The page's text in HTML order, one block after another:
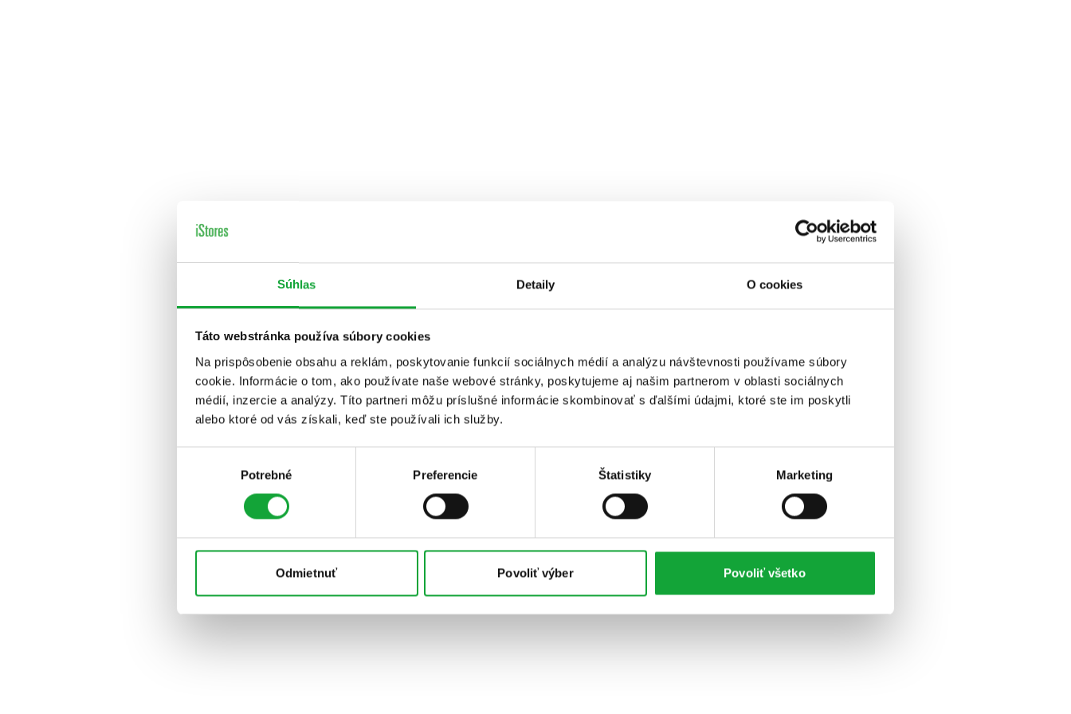
Súhlas Detaily O cookies
Táto webstránka používa súbory cookies
Na prispôsobenie obsahu a reklám, poskytovanie funkcií sociálnych médií a analýzu návštevnosti používame súbory
cookie. Informácie o tom, ako používate naše webové stránky, poskytujeme aj našim partnerom v oblasti sociálnych
médií, inzercie a analýzy. Títo partneri môžu príslušné informácie skombinovať s ďalšími údajmi, ktoré ste im poskytli
alebo ktoré od vás získali, keď ste používali ich služby.
Potrebné Preferencie Štatistiky Marketing
Odmietnuť Povoliť výber Povoliť všetko